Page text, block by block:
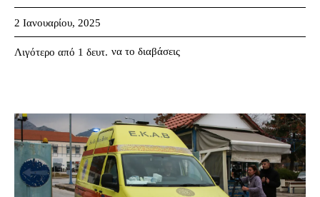
2 Ιανουαρίου, 2025
Λιγότερο από 1 δευτ. να το διαβάσεις